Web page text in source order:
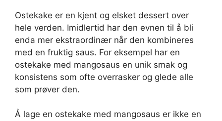
Ostekake er en kjent og elsket dessert over
hele verden. Imidlertid har den evnen til å bli
enda mer ekstraordinær når den kombineres
med en fruktig saus. For eksempel har en
ostekake med mangosaus en unik smak og
konsistens som ofte overrasker og glede alle
som prøver den.
Å lage en ostekake med mangosaus er ikke en